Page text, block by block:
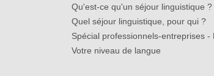
Qu'est-ce qu'un séjour linguistique ?
Quel séjour linguistique, pour qui ?
Spécial professionnels-entreprises -
Votre niveau de langue